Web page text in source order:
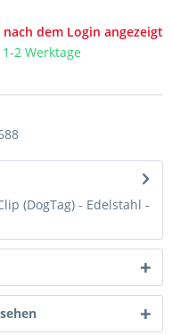
dem Login angezeigt
2 Werktage
(DogTag) - Edelstahl -